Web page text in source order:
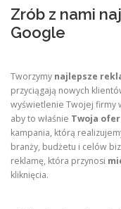
c
j
p
o
w
p
i
s
a
Zrób z nami
Google
Tworzymy najlepsze
przyciągają nowych
wyświetlenie Twojej firmy
aby to właśnie Twoja
kampania, którą
branży, budżetu i celów
reklamę, która przynosi
kliknięcia.